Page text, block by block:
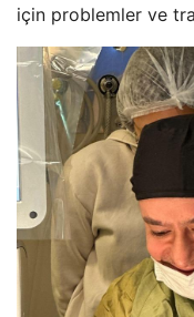
için problemler ve